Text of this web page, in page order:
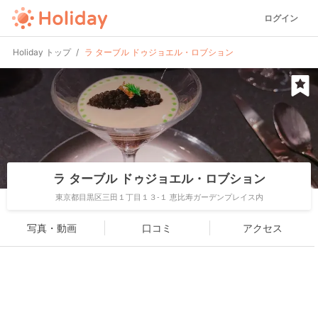
ログイン
Holiday トップ ラ ターブル ドゥジョエル・ロブション
ラ ターブル ドゥジョエル・ロブション
東京都目黒区三田１丁目１３-１ 恵比寿ガーデンプレイス内
写真・動画 口コミ アクセス